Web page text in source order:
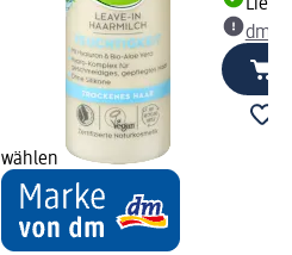
wählen
dm